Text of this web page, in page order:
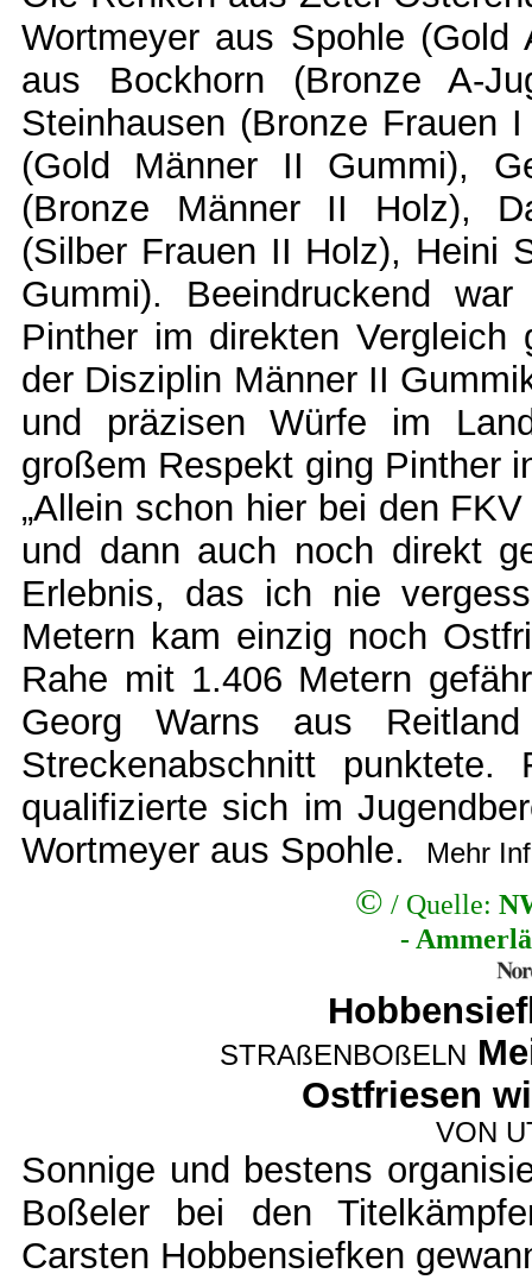
Wortmeyer aus Spohle (Gold
aus Bockhorn (Bronze A-
Steinhausen (Bronze Frauen
(Gold Männer II Gummi),
(Bronze Männer II Holz),
(Silber Frauen II Holz), Heini
Gummi). Beeindruckend
Pinther im direkten
der Disziplin Männer II
und präzisen Würfe im
großem Respekt ging Pinther
„Allein schon hier bei den
und dann auch noch direkt
Erlebnis, das ich nie
Metern kam einzig noch
Rahe mit 1.406 Metern
Georg Warns aus
Streckenabschnitt
qualifizierte sich im
Wortmeyer aus Spohle.
Mehr
© / Quelle:
-
STRAßENBOßELN
Ostfriesen
VON
Sonnige und bestens
Boßeler bei den
Carsten Hobbensiefken